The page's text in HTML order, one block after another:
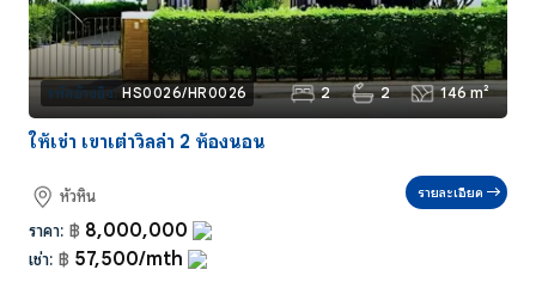
รหัสอ้างอิง: HS0026/HR0026 2 2 146 m²
ให้เช่า เขาเต่าวิลล่า 2 ห้องนอน
หัวหิน
ราคา: ฿ 8,000,000
เช่า: ฿ 57,500/mth
รายละเอียด